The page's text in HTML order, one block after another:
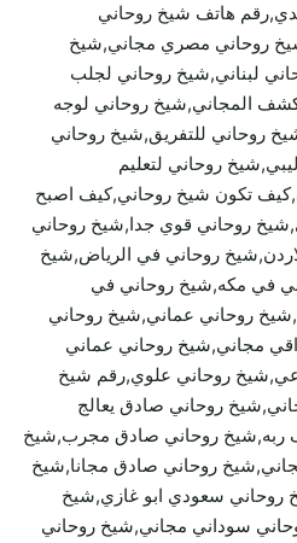
هاتف شيخ روحاني
روحاني مصري مجاني,شيخ
لبناني,شيخ روحاني لجلب
المجاني,شيخ روحاني لوجه
روحاني للتفريق,شيخ روحاني
روحاني لتعليم
تكون شيخ روحاني,كيف اصبح
روحاني قوي جدا,شيخ روحاني
روحاني في الرياض,شيخ
في مكه,شيخ روحاني في
روحاني عماني,شيخ روحاني
مجاني,شيخ روحاني عماني
روحاني علوي,رقم شيخ
روحاني صادق يعالج
ربه,شيخ روحاني صادق مجرب,شيخ
روحاني صادق مجانا,شيخ
روحاني سعودي ابو غازي,شيخ
سوداني مجاني,شيخ روحاني